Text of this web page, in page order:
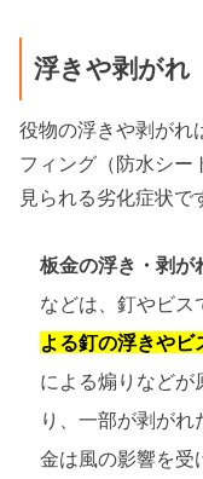
浮きや剥がれ
役物の浮きや剥がれ
フィング（防水シー
見られる劣化症状で
板金の浮き・剥が
などは、釘やビス
よる釘の浮きやビ
による煽りなどが
り、一部が剥が
金は風の影響を受